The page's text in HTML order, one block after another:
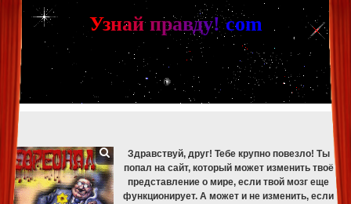
[phpBB Debug] PHP Warning : in file [ROOT]/phpbb/db/driver/mysqli.php
mysqli_fetch_assoc(): Couldn't fetch mysqli_result
[phpBB Debug] PHP Warning: in file[ROOT]/phpbb/db/driver/mysqli.php 329
mysqli_free_result(): Couldn't fetch mysqli_result
[phpBB Debug] PHP Warning
[ROOT]/phpbb/db/driver/mysqli.php on line 265
mysqli_fetch_assoc(): Couldn't fetch mysqli_result
[phpBB Debug] PHP Warning
: in file [ROOT]/phpbb/db/driver/mysqli.php on line329
mysqli_free_result(): Couldn't fetch mysqli_result
[phpBB Debug] PHP Warning: in file [ROOT]/phpbb/db/driver/mysqli.php on line 265
mysqli_fetch_assoc(): Couldn't fetch mysqli_result
[phpBB Debug] PHP Warning
[ROOT]/phpbb/db/driver/mysqli.php on line329:
mysqli_free_result(): Couldn't fetch mysqli_result
Узнай правду! com
Здравствуй, друг! Тебе крупно повезло! Ты
попал на сайт, который может изменить твоё
представление о мире, если твой мозг еще
функционирует. А может и не изменить, если